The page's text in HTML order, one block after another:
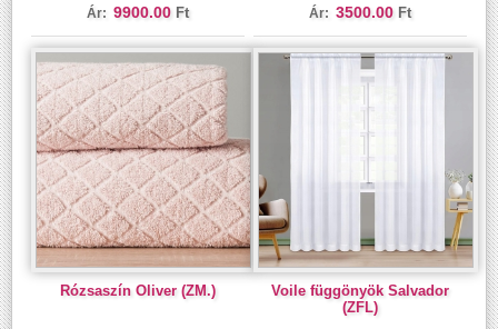
Ár: 9900.00 Ft Ár: 3500.00 Ft
Rózsaszín Oliver (ZM.)
Voile függönyök Salvador
(ZFL)